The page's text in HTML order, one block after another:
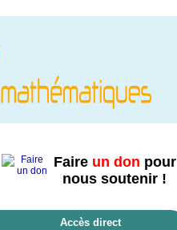
Faire un don pour
nous soutenir !
Accès direct